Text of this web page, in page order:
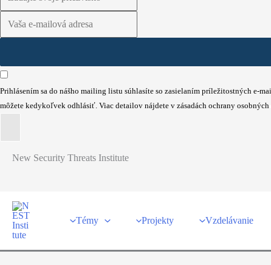
Prihlásením sa do nášho mailing listu súhlasíte so zasielaním príležitostných e-
môžete kedykoľvek odhlásiť. Viac detailov nájdete v zásadách ochrany osobných
New Security Threats Institute
Témy Projekty Vzdelávanie